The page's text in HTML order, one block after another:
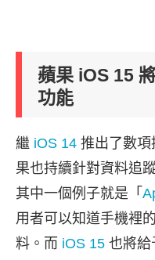
蘋果 iOS 15
功能
繼 iOS 14 推出了數項
果也持續針對資料追
其中一個例子就是「
用者可以知道手機裡
料。而 iOS 15 也將給